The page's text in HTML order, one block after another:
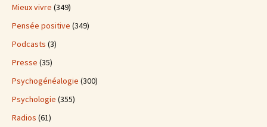
Mieux vivre (349)
Pensée positive (349)
Podcasts (3)
Presse (35)
Psychogénéalogie (300)
Psychologie (355)
Radios (61)